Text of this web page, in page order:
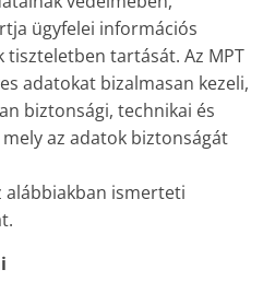
ügyfelei információs
tiszteletben tartását. Az MPT
adatokat bizalmasan kezeli,
biztonsági, technikai és
az adatok biztonságát
alábbiakban ismerteti